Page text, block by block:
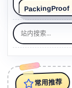
15 Neo-Tokyo
17 Be Mine
19 Aygul
PackingProof
https://
控工具，支持
打印后退款报
cy's Stift - 本
https://常用推荐